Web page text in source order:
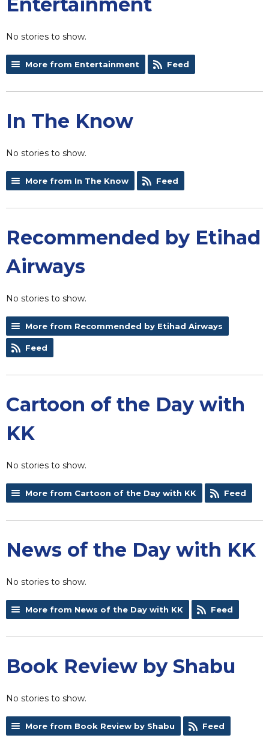
No stories to show.
More from Entertainment Feed
In The Know
No stories to show.
More from In The Know Feed
Recommended by Etihad
Airways
No stories to show.
More from Recommended by Etihad Airways
Feed
Cartoon of the Day with
KK
No stories to show.
More from Cartoon of the Day with KK Feed
News of the Day with KK
No stories to show.
More from News of the Day with KK Feed
Book Review by Shabu
No stories to show.
More from Book Review by Shabu Feed